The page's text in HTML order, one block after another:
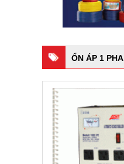
ỔN ÁP 1 PHA